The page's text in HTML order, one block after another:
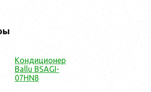
Кондиционер
Ballu BSAGI-
07HN8